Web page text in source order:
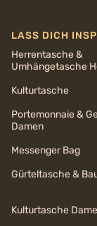
LASS DICH
Herrentasche &
Umhängetasche
Kulturtasche
Portemonnaie &
Damen
Messenger Bag
Gürteltasche &
Kulturtasche